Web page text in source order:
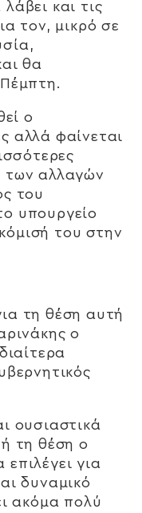
και τις
τον, μικρό σε
θα
ο
αλλά φαίνεται
των αλλαγών
του
υπουργείο
του στην
τη θέση αυτή
ο
ουσιαστικά
τη θέση ο
για
δυναμικό
ακόμα πολύ